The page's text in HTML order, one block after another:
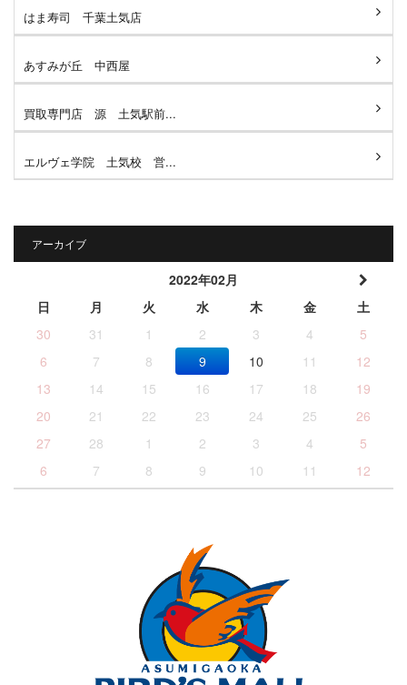
はま寿司 千葉土気店
あすみが丘 中西屋
買取専門店 源 土気駅前...
エルヴェ学院 土気校 営...
アーカイブ
2022年02月
日
月 火 水 木 金
土
30
31 1 2 3 4
5
6
7 8 9 10 11
12
13
14 15 16 17 18
19
20
21 22 23 24 25
26
27
28 1 2 3 4
5
6
7 8 9 10 11 12